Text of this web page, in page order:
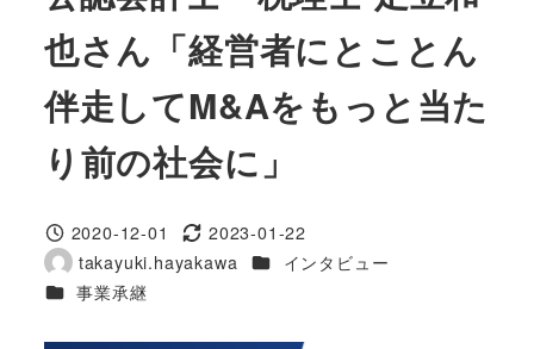
也さん「経営者にとことん
伴走してM&Aをもっと当た
り前の社会に」
投稿日
2020-12-01
更新日
2023-01-22
著
者
takayuki.hayakawa カテゴリー
インタビュー
カテゴリー
事業承継